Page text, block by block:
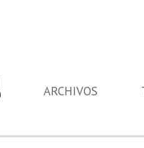
ARCHIVOS